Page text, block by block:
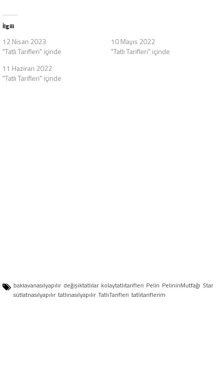
İlgili
12 Nisan 2023
"Tatlı Tarifleri" içinde
10 Mayıs 2022
"Tatlı Tarifleri" içinde
11 Haziran 2022
"Tatlı Tarifleri" içinde
baklavanasılyapılır değişiktatlılar kolaytatlıtarifleri Pelin PelininMutfağı Star
sütlatnasılyapılır tatlınasılyapılır TatlıTarifleri tatlıtariflerim